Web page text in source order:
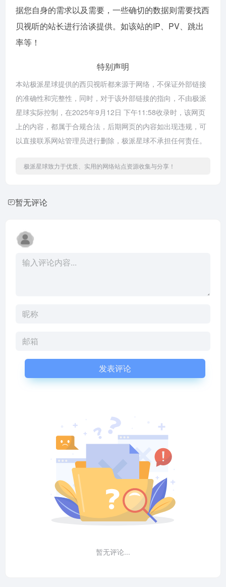
据您自身的需求以及需要，一些确切的数据则需要找西
贝视听的站长进行洽谈提供。如该站的IP、PV、跳出
率等！
特别声明
本站极派星球提供的西贝视听都来源于网络，不保证外部链接
的准确性和完整性，同时，对于该外部链接的指向，不由极派
星球实际控制，在2025年9月12日 下午11:58收录时，该网页
上的内容，都属于合规合法，后期网页的内容如出现违规，可
以直接联系网站管理员进行删除，极派星球不承担任何责任。
极派星球致力于优质、实用的网络站点资源收集与分享！
暂无评论
发表评论
暂无评论...